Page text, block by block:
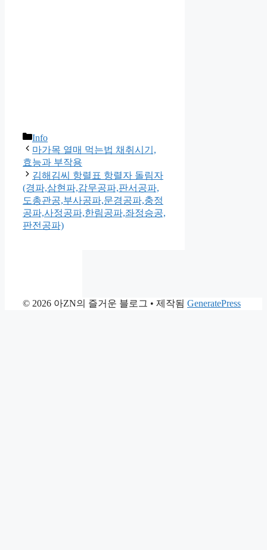
카
테
고
리
Info
마가목 열매 먹는법 채취시기,
효능과 부작용
김해김씨 항렬표 항렬자 돌림자
(경파,삼현파,감무공파,판서공파,
도총관공,부사공파,문경공파,충정
공파,사정공파,한림공파,좌정승공,
판전공파)
© 2026 아ZN의 즐거운 블로그 • 제작됨 GeneratePress